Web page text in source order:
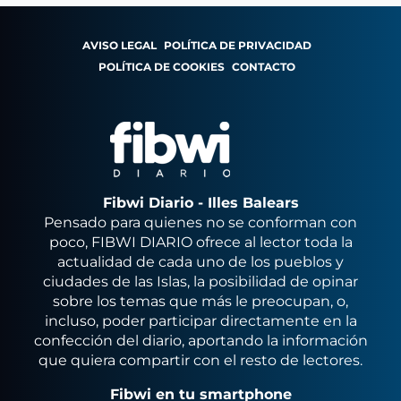
AVISO LEGAL POLÍTICA DE PRIVACIDAD
POLÍTICA DE COOKIES CONTACTO
Fibwi Diario - Illes Balears
Pensado para quienes no se conforman con
poco, FIBWI DIARIO ofrece al lector toda la
actualidad de cada uno de los pueblos y
ciudades de las Islas, la posibilidad de opinar
sobre los temas que más le preocupan, o,
incluso, poder participar directamente en la
confección del diario, aportando la información
que quiera compartir con el resto de lectores.
Fibwi en tu smartphone